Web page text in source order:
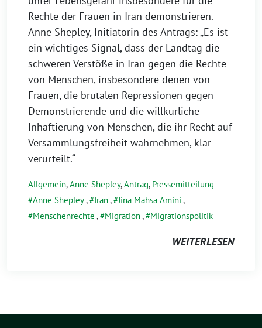
Rechte der Frauen in Iran demonstrieren.
Anne Shepley, Initiatorin des Antrags: „Es ist
ein wichtiges Signal, dass der Landtag die
schweren Verstöße in Iran gegen die Rechte
von Menschen, insbesondere denen von
Frauen, die brutalen Repressionen gegen
Demonstrierende und die willkürliche
Inhaftierung von Menschen, die ihr Recht auf
Versammlungsfreiheit wahrnehmen, klar
verurteilt.“
Allgemein,Anne Shepley,Antrag, Pressemitteilung
Anne Shepley, Iran, Jina Mahsa Amini ,
Menschenrechte , Migration, Migrationspolitik
WEITERLESEN